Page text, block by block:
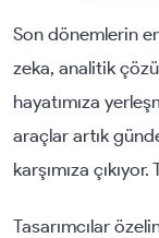
Son dönemlerin
zeka, analitik
hayatımıza
araçlar artık
karşımıza
Tasarımcılar